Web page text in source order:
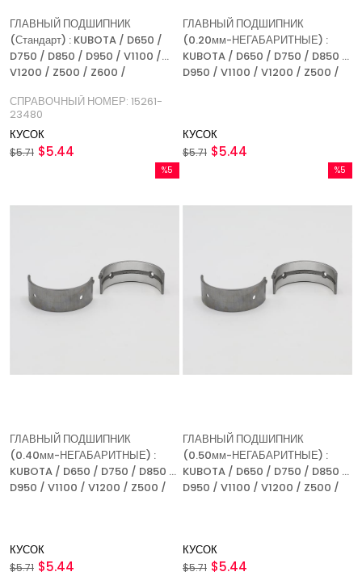
ГЛАВНЫЙ ПОДШИПНИК
(Стандарт) : KUBOTA / D650 /
D750 / D850 / D950 / V1100 /
V1200 / Z500 / Z600 /
СПРАВОЧНЫЙ НОМЕР: 15261-
23480
КУСОК
$5.44
$5.71
ГЛАВНЫЙ ПОДШИПНИК
(0.20мм-НЕГАБАРИТНЫЕ) :
KUBOTA / D650 / D750 / D850 /
D950 / V1100 / V1200 / Z500 /
КУСОК
$5.44
$5.71
ГЛАВНЫЙ ПОДШИПНИК
(0.40мм-НЕГАБАРИТНЫЕ) :
KUBOTA / D650 / D750 / D850 /
D950 / V1100 / V1200 / Z500 /
КУСОК
$5.44
$5.71
%5
%5Скидка
ГЛАВНЫЙ ПОДШИПНИК
(0.50мм-НЕГАБАРИТНЫЕ) :
KUBOTA / D650 / D750 / D850 /
D950 / V1100 / V1200 / Z500 /
КУСОК
$5.44
$5.71
%5